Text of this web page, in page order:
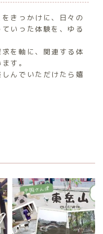
きっかけに、日々の
いった体験を、ゆる
を軸に、関連する体
す。
んでいただけたら嬉